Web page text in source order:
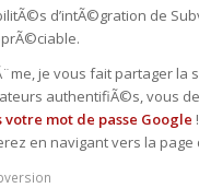
d’intÃ©gration de
je vous fait partager
authentifiÃ©s, vous
votre mot de passe Google
en navigant vers la